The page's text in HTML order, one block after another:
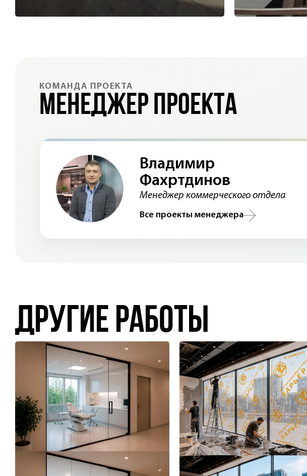
КОМАНДА ПРОЕКТА
Менеджер проекта
Владимир
Фахртдинов
Менеджер коммерческого отдела
Все проекты менеджера
другие работы
Защита витрин
магазина косметики